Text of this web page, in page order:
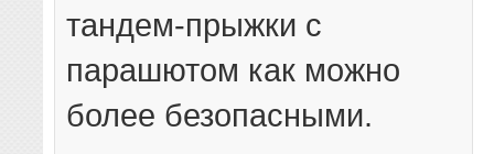
тандем-прыжки с
парашютом как можно
более безопасными.